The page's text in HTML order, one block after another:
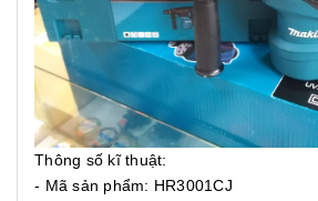
Thông số kĩ thuật:
- Mã sản phẩm: HR3001CJ